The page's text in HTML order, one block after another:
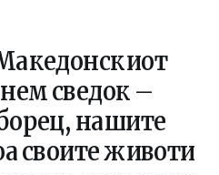
сведок –
нашите
своите животи